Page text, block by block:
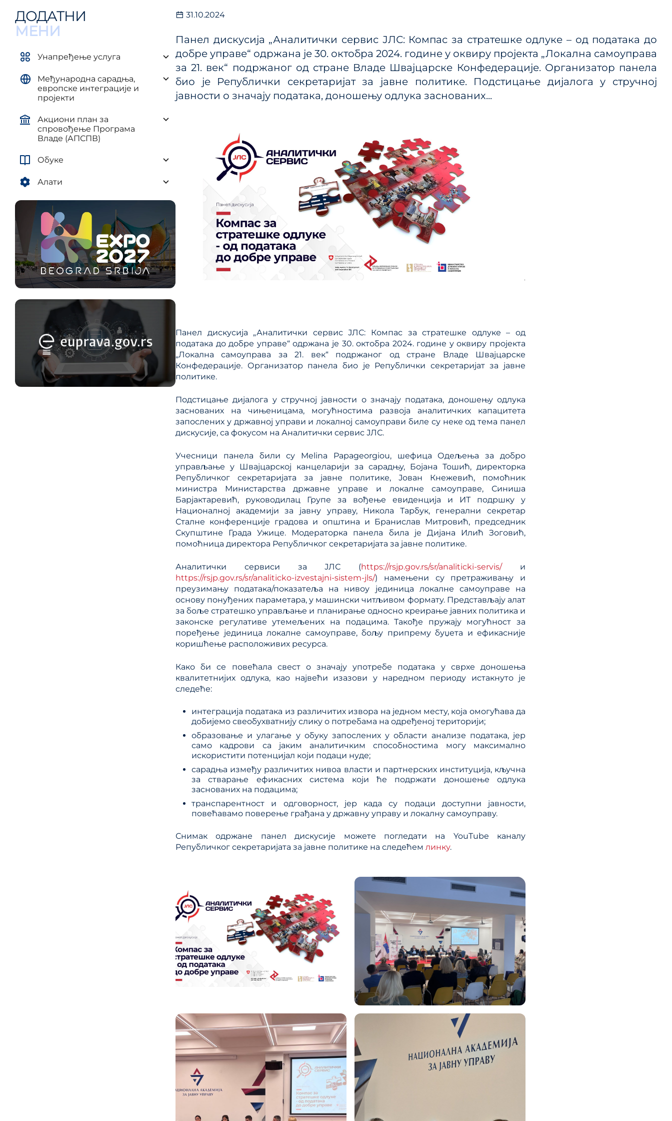
ЈЛС
Уредба о методологији за
и регулаторном реформом
Методологије
Приручници и смернице
Анализе из области планског
система
31.10.2024
Панел дискусија „Аналитички сервис ЈЛС: Компас за стратешке одлуке – од података до
добре управе“ одржана је 30. октобра 2024. године у оквиру пројекта „Локална самоуправа
за 21. век“ подржаног од стране Владе Швајцарске Конфедерације. Организатор панела
био је Републички секретаријат за јавне политике. Подстицање дијалога у стручној
јавности о значају података, доношењу одлука заснованих...
Панел дискусија „Аналитички сервис ЈЛС: Компас за стратешке одлуке – од
података до добре управе“ одржана је 30. октобра 2024. године у оквиру пројекта
„Локална самоуправа за 21. век“ подржаног од стране Владе Швајцарске
Конфедерације. Организатор панела био је Републички секретаријат за јавне
политике.
Подстицање дијалога у стручној јавности о значају података, доношењу одлука
заснованих на чињеницама, могућностима развоја аналитичких капацитета
запослених у државној управи и локалној самоуправи биле су неке од тема панел
дискусије, са фокусом на Аналитички сервис ЈЛС.
Учесници панела били су Melina Papageorgiou, шефица Одељења за добро
управљање у Швајцарској канцеларији за сарадњу, Бојана Тошић, директорка
Републичког секретаријата за јавне политике, Јован Кнежевић, помоћник
министра Министарства државне управе и локалне самоуправе, Синиша
Барјактаревић, руководилац Групе за вођење евиденција и ИТ подршку у
Националној академији за јавну управу, Никола Тарбук, генерални секретар
Сталне конференције градова и општина и Бранислав Митровић, председник
Скупштине Града Ужице. Модераторка панела била је Дијана Илић Зоговић,
помоћница директора Републичког секретаријата за јавне политике.
Аналитички сервиси за ЈЛС (https://rsjp.gov.rs/sr/analiticki-servis/и
https://rsjp.gov.rs/sr/analiticko-izvestajni-sistem-jls/) намењени су претраживању и
преузимању података/показатеља на нивоу јединица локалне самоуправе на
основу понуђених параметара, у машински читљивом формату. Представљају алат
за боље стратешко управљање и планирање односно креирање јавних политика и
законске регулативе утемељених на подацима. Такође пружају могућност за
поређење јединица локалне самоуправе, бољу припрему буџета и ефикасније
коришћење расположивих ресурса.
Како би се повећала свест о значају употребе података у сврхе доношења
квалитетнијих одлука, као највећи изазови у наредном периоду истакнуто је
следеће:
интеграција података из различитих извора на једном месту, која омогућава да
добијемо свеобухватнију слику о потребама на одређеној територији;
образовање и улагање у обуку запослених у области анализе података, јер
само кадрови са јаким аналитичким способностима могу максимално
искористити потенцијал који подаци нуде;
сарадња између различитих нивоа власти и партнерских институција, кључна
за стварање ефикасних система који ће подржати доношење одлука
заснованих на подацима;
транспарентност и одговорност, јер када су подаци доступни јавности,
повећавамо поверење грађана у државну управу и локалну самоуправу.
Снимак одржане панел дискусије можете погледати на YouTube каналу
Републичког секретаријата за јавне политике на следећем линку.
ДОДАТНИ
МЕНИ
Унапређење услуга
Међународна сарадња,
европске интеграције и
пројекти
Акциони план за
спровођење Програма
Владе (АПСПВ)
Обуке
Алати